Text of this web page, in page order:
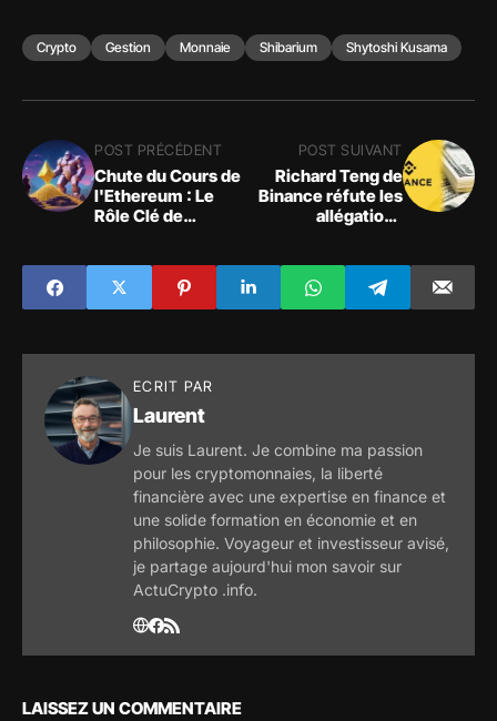
Crypto Gestion Monnaie Shibarium Shytoshi Kusama
POST PRÉCÉDENT
Chute du Cours de
l'Ethereum : Le
Rôle Clé de
POST SUIVANT
Richard Teng de
Binance réfute les
allégations
milliards de dollars
ECRIT PAR
Laurent
Je suis Laurent. Je combine ma passion
pour les cryptomonnaies, la liberté
financière avec une expertise en finance et
une solide formation en économie et en
philosophie. Voyageur et investisseur avisé,
je partage aujourd'hui mon savoir sur
ActuCrypto .info.
LAISSEZ UN COMMENTAIRE